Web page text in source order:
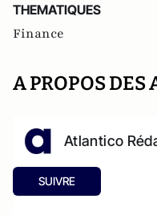
THEMATIQUES
Finance
A PROPOS DES
Atlantico
SUIVRE